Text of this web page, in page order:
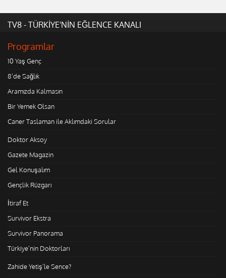
TV8 - TÜRKİYE'NİN EĞLENCE KANALI
Programlar
10 Yaş Genç
8'de Sağlık
Aramızda Kalmasın
Bir Yemek Olsan
Caner Taslaman ile Aklımdaki Sorular
Doktor Aksoy
Gazete Magazin
Gel Konuşalım
Gençlik Rüzgarı
İtiraf Et
Survivor Ekstra
Survivor Panorama
Türkiye'nin Doktorları
Zahide Yetiş'le Sence?